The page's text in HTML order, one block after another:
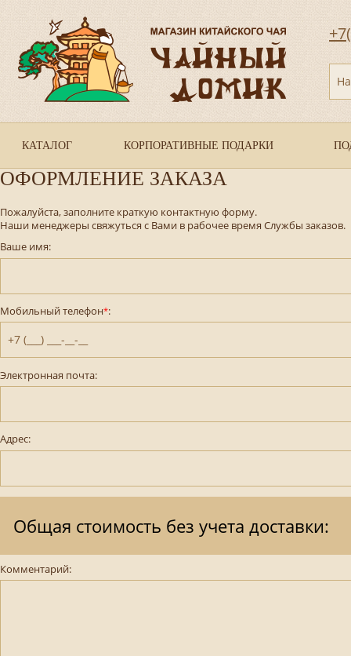
КАТАЛОГ КОРПОРАТИВНЫЕ ПОДАРКИ
ОФОРМЛЕНИЕ ЗАКАЗА
Пожалуйста, заполните краткую контактную форму.
Наши менеджеры свяжуться с Вами в рабочее время Службы заказов.
Ваше имя:
Мобильный телефон*:
+7 (___) ___-__-__
Электронная почта:
Адрес:
Общая стоимость без учета доставки:
Комментарий: